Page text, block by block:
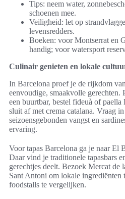
Tips: neem water,
schoenen mee.
Veiligheid: let op
levensredders.
Boeken: voor Montserrat en
handig; voor watersport
Culinair genieten en lokale
In Barcelona proef je de rijkdom
eenvoudige, smaakvolle gerechten.
een buurtbar, bestel fideuà of paella
sluit af met crema catalana. Vraag
seizoensgebonden vangst en
ervaring.
Voor tapas Barcelona ga je naar El
Daar vind je traditionele tapasbars
gerechtjes deelt. Bezoek Mercat de
Sant Antoni om lokale ingrediënten
foodstalls te vergelijken.